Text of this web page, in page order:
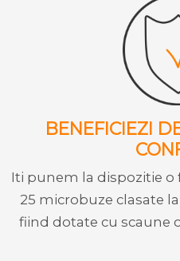
BENEFICIEZI
Iti punem la dispozitie o
25 microbuze clasate
fiind dotate cu scaune